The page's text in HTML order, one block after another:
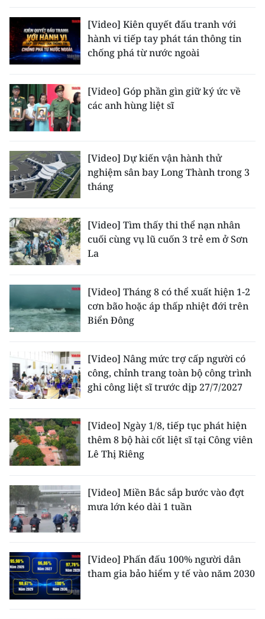
[Video] Kiên quyết đấu tranh với
hành vi tiếp tay phát tán thông tin
chống phá từ nước ngoài
[Video] Góp phần gìn giữ ký ức về
các anh hùng liệt sĩ
[Video] Dự kiến vận hành thử
nghiệm sân bay Long Thành trong 3
tháng
[Video] Tìm thấy thi thể nạn nhân
cuối cùng vụ lũ cuốn 3 trẻ em ở Sơn
La
[Video] Tháng 8 có thể xuất hiện 1-2
cơn bão hoặc áp thấp nhiệt đới trên
Biển Đông
[Video] Nâng mức trợ cấp người có
công, chỉnh trang toàn bộ công trình
ghi công liệt sĩ trước dịp 27/7/2027
[Video] Ngày 1/8, tiếp tục phát hiện
thêm 8 bộ hài cốt liệt sĩ tại Công viên
Lê Thị Riêng
[Video] Miền Bắc sắp bước vào đợt
mưa lớn kéo dài 1 tuần
[Video] Phấn đấu 100% người dân
tham gia bảo hiểm y tế vào năm 2030